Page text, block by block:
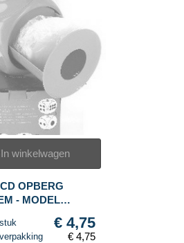
In winkelwagen
OPBERG
- MODEL
€ 4,75
€ 4,75